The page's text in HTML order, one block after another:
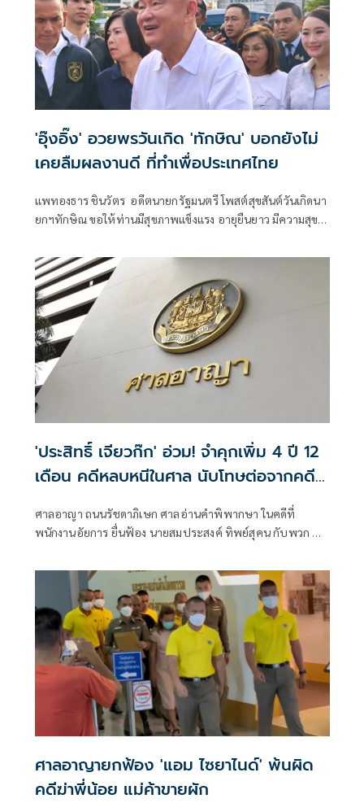
'อุ๊งอิ๊ง' อวยพรวันเกิด 'ทักษิณ' บอกยังไม่
เคยลืมผลงานดี ที่ทำเพื่อประเทศไทย
แพทองธาร ชินวัตร อดีตนายกรัฐมนตรี โพสต์สุขสันต์วันเกิดนา
ยกฯทักษิณ ขอให้ท่านมีสุขภาพแข็งแรง อายุยืนยาว มีความสุข
'ประสิทธิ์ เจียวก๊ก' อ่วม! จำคุกเพิ่ม 4 ปี 12
เดือน คดีหลบหนีในศาล นับโทษต่อจากคดี
ศาลอาญา ถนนรัชดาภิเษก ศาลอ่านคำพิพากษา ในคดีที่
พนักงานอัยการ ยื่นฟ้อง นายสมประสงค์ ทิพย์สุคน กับพวก ที่
ความผิดหลบหนีไประหว่างที่ถูกคุมขังตามอำนาจของศาล
ศาลอาญายกฟ้อง 'แอม ไซยาไนด์' พ้นผิด
คดีฆ่าพี่น้อย แม่ค้าขายผัก